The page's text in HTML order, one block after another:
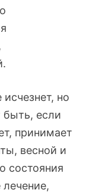
но
быть, если
принимает
весной и
состояния